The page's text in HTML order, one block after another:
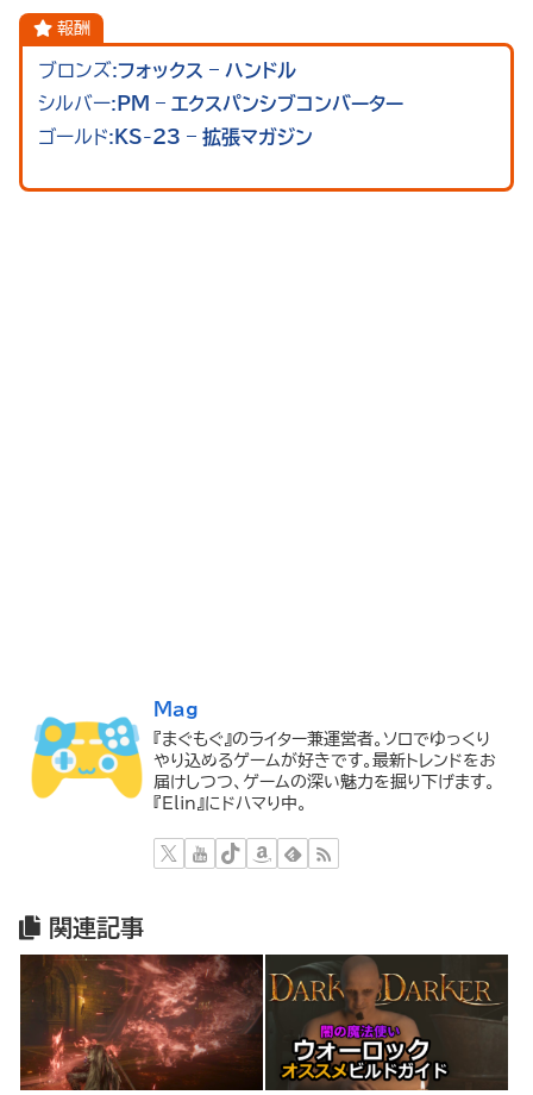
報酬
ブロンズ:フォックス – ハンドル
シルバー: PM – エクスパンシブコンバーター
ゴールド: KS-23 – 拡張マガジン
Mag
『まぐもぐ』のライター兼運営者。ソロでゆっくり
やり込めるゲームが好きです。最新トレンドをお
届けしつつ、ゲームの深い魅力を掘り下げます。
『Elin』にドハマり中。
関連記事